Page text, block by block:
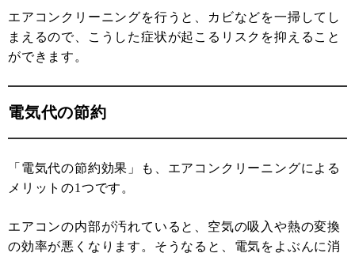
エアコンクリーニングを行うと、カビなどを一掃してし
まえるので、こうした症状が起こるリスクを抑えること
ができます。
電気代の節約
「電気代の節約効果」も、エアコンクリーニングによる
メリットの1つです。
エアコンの内部が汚れていると、空気の吸入や熱の変換
の効率が悪くなります。そうなると、電気をよぶんに消